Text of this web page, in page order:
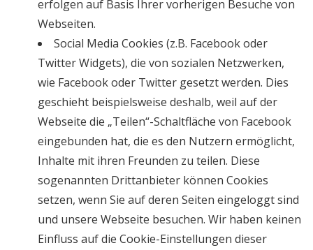
erfolgen auf Basis Ihrer vorherigen Besuche von
Webseiten.
Social Media Cookies (z.B. Facebook oder
Twitter Widgets), die von sozialen Netzwerken,
wie Facebook oder Twitter gesetzt werden. Dies
geschieht beispielsweise deshalb, weil auf der
Webseite die „Teilen“-Schaltfläche von Facebook
eingebunden hat, die es den Nutzern ermöglicht,
Inhalte mit ihren Freunden zu teilen. Diese
sogenannten Drittanbieter können Cookies
setzen, wenn Sie auf deren Seiten eingeloggt sind
und unsere Webseite besuchen. Wir haben keinen
Einfluss auf die Cookie-Einstellungen dieser